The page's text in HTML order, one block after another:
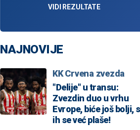
VIDI REZULTATE
NAJNOVIJE
KK Crvena zvezda
"Delije" u transu:
Zvezdin duo u vrhu
Evrope, biće još bolji,
ih se već plaše!